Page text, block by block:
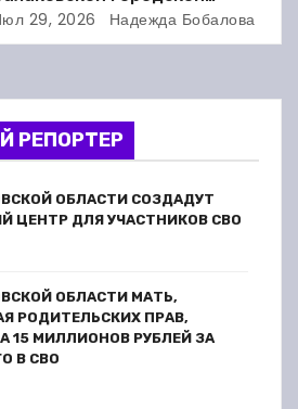
больнице
на финишную прямую
29, 2026 Надежда Бобалова
РЕПОРТЕР
ОБЛАСТИ СОЗДАДУТ
ЦЕНТР ДЛЯ УЧАСТНИКОВ СВО
ОБЛАСТИ МАТЬ,
РОДИТЕЛЬСКИХ ПРАВ,
15 МИЛЛИОНОВ РУБЛЕЙ ЗА
В СВО